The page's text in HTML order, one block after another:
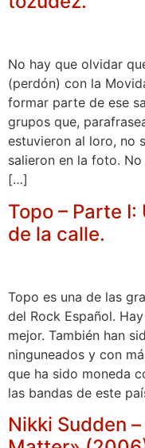
No hay que olvidar
(perdón) con la
formar parte de ese
grupos que,
estuvieron al loro, no
salieron en la foto.
[…]
Topo – Parte
de la calle.
Topo es una de las
del Rock Español.
mejor. También han
ninguneados y con
que ha sido moneda
las bandas de este
Nikki Sudden